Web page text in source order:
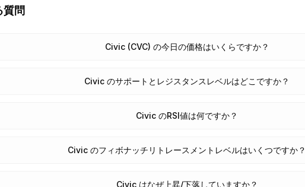
質問
Civic (CVC) の今日の価格はいくらですか？
Civic のサポートとレジスタンスレベルはどこですか？
Civic のRSI値は何ですか？
Civic のフィボナッチリトレースメントレベルはいくつですか？
Civic はなぜ上昇/下落していますか？